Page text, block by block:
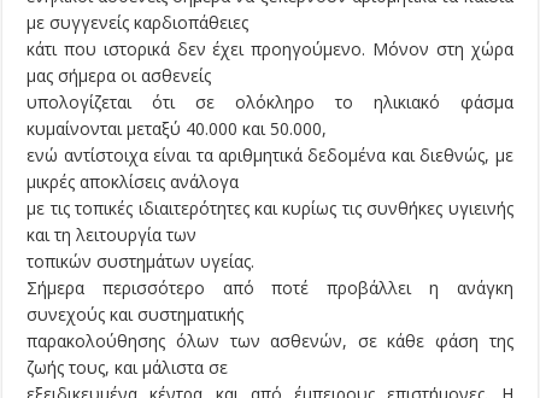
με συγγενείς καρδιοπάθειες
κάτι που ιστορικά δεν έχει προηγούμενο. Μόνον στη χώρα
μας σήμερα οι ασθενείς
υπολογίζεται ότι σε ολόκληρο το ηλικιακό φάσμα
κυμαίνονται μεταξύ 40.000 και 50.000,
ενώ αντίστοιχα είναι τα αριθμητικά δεδομένα και διεθνώς, με
μικρές αποκλίσεις ανάλογα
με τις τοπικές ιδιαιτερότητες και κυρίως τις συνθήκες υγιεινής
και τη λειτουργία των
τοπικών συστημάτων υγείας.
Σήμερα περισσότερο από ποτέ προβάλλει η ανάγκη
συνεχούς και συστηματικής
παρακολούθησης όλων των ασθενών, σε κάθε φάση της
ζωής τους, και μάλιστα σε